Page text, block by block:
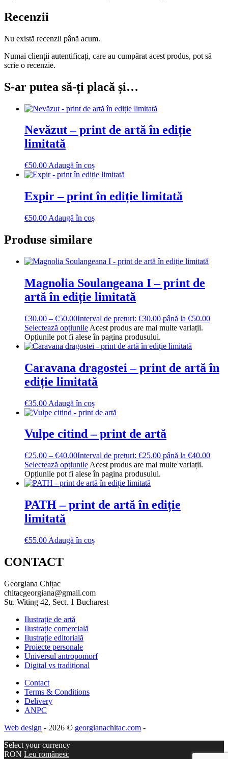
Recenzii
Nu există recenzii până acum.
Numai clienții autentificați, care au cumpărat acest produs, pot să
scrie o recenzie.
S-ar putea să-ți placă și…
Nevăzut – print de artă în ediție
limitată
€50.00 Adaugă în coș
Expir – print în ediție limitată
€50.00 Adaugă în coș
Produse similare
Magnolia Soulangeana I – print de
artă în ediție limitată
€30.00 – €50.00Interval de prețuri: €30.00 până la €50.00
Selectează opțiunile Acest produs are mai multe variații.
Opțiunile pot fi alese în pagina produsului.
Caravana dragostei – print de artă în
ediție limitată
€35.00 Adaugă în coș
Vulpe citind – print de artă
€25.00 – €40.00Interval de prețuri: €25.00 până la €40.00
Selectează opțiunile Acest produs are mai multe variații.
Opțiunile pot fi alese în pagina produsului.
PATH – print de artă în ediție
limitată
€55.00 Adaugă în coș
CONTACT
Georgiana Chițac
chitacgeorgiana@gmail.com
Str. Witing 42, Sect. 1 Bucharest
Ilustrație de artă
Ilustrație comercială
Ilustrație editorială
Proiecte personale
Universul antropomorf
Digital vs tradițional
Contact
Terms & Conditions
Delivery
ANPC
Web design - 2026 © georgianachitac.com -
Select your currency
RON Leu românesc